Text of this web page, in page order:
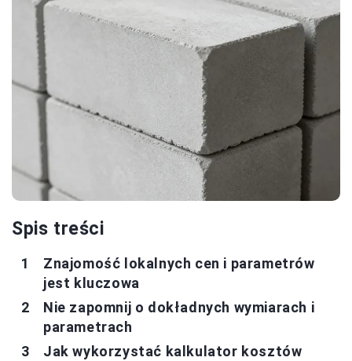
Spis treści
Znajomość lokalnych cen i parametrów
jest kluczowa
Nie zapomnij o dokładnych wymiarach i
parametrach
Jak wykorzystać kalkulator kosztów